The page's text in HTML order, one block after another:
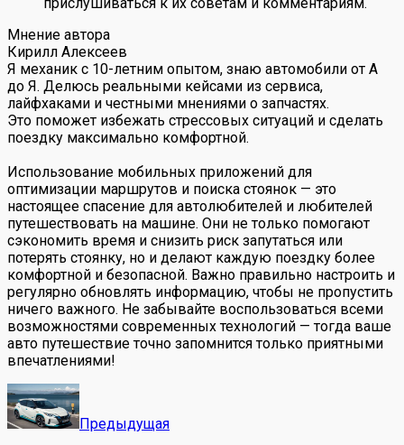
Мнение автора
Кирилл Алексеев
Я механик с 10-летним опытом, знаю автомобили от А
до Я. Делюсь реальными кейсами из сервиса,
лайфхаками и честными мнениями о запчастях.
Это поможет избежать стрессовых ситуаций и сделать
поездку максимально комфортной.
Использование мобильных приложений для
оптимизации маршрутов и поиска стоянок — это
настоящее спасение для автолюбителей и любителей
путешествовать на машине. Они не только помогают
сэкономить время и снизить риск запутаться или
потерять стоянку, но и делают каждую поездку более
комфортной и безопасной. Важно правильно настроить и
регулярно обновлять информацию, чтобы не пропустить
ничего важного. Не забывайте воспользоваться всеми
возможностями современных технологий — тогда ваше
авто путешествие точно запомнится только приятными
впечатлениями!
Предыдущая